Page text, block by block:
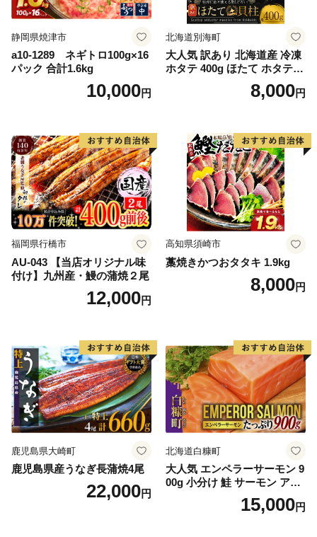
静岡県焼津市
a10-1289 ネギトロ100g×16
パック 合計1.6kg
10,000円
北海道別海町
大人気 訳あり 北海道産 冷凍
ホタテ 400g ほたて ホタテ
8,000円
福岡県行橋市
AU-043 【当店オリジナル味
付け】九州産・鰻の蒲焼２尾
12,000円
高知県須崎市
藁焼きかつおタタキ 1.9kg
8,000円
鹿児島県大崎町
鹿児島県産うなぎ長蒲焼4尾
22,000円
北海道白糠町
大人気 エンペラーサーモン 9
00g 小分け 鮭 サーモン アト
ランティックサーモン 水産
庁長官賞 受賞 さけ シャケ し
15,000円